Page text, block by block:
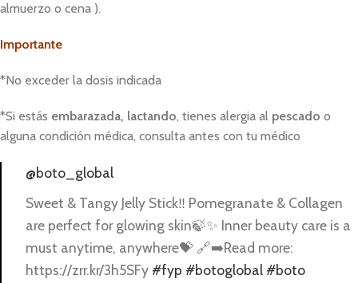
almuerzo o cena ).
Importante
*No exceder la dosis indicada
*Si estás embarazada, lactando, tienes alergia al pescado o
alguna condición médica, consulta antes con tu médico
@boto_global
Sweet & Tangy Jelly Stick‼️ Pomegranate & Collagen
are perfect for glowing skin🍃✨ Inner beauty care is a
must anytime, anywhere💝 🔗➡️Read more:
https://zrr.kr/3h5SFy #fyp #botoglobal #boto